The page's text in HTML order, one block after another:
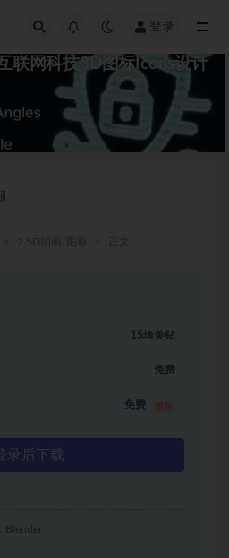
登录
联网科技3D图标Icons设计
15琦美钻
免费
免费
录后下载
Blender